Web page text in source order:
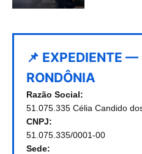
📌 EXPEDIENTE —
RONDÔNIA
Razão Social:
51.075.335 Célia Candido
CNPJ:
51.075.335/0001-00
Sede: